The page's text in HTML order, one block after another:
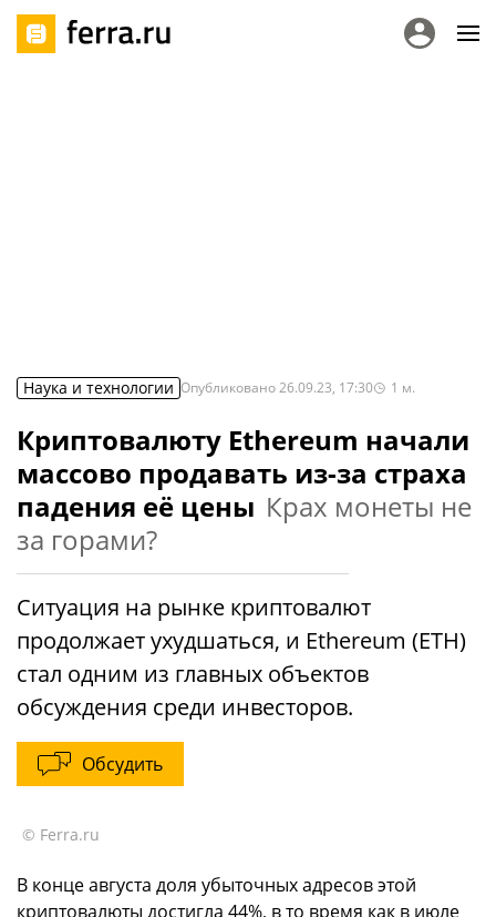
Наука и технологии Опубликовано26.09.23, 17:30 1 м.
Криптовалюту Ethereum начали
массово продавать из-за страха
падения её цены Крах монеты не
за горами?
Ситуация на рынке криптовалют
продолжает ухудшаться, и Ethereum (ETH)
стал одним из главных объектов
обсуждения среди инвесторов.
Обсудить
© Ferra.ru
В конце августа доля убыточных адресов этой
криптовалюты достигла 44%, в то время как в июле